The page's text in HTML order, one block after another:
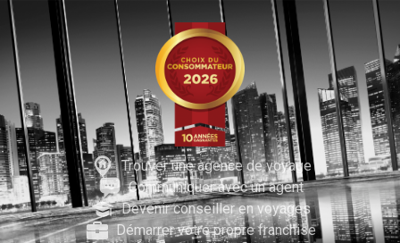
Trouver une agence de voyage
Communiquer avec un agent
Devenir conseiller en voyages
Démarrer votre propre franchise